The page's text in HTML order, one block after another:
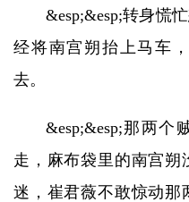
&esp;&esp;转身慌
经将南宫朔抬上马车
去。
&esp;&esp;那两个
走，麻布袋里的南宫朔
迷，崔君薇不敢惊动那